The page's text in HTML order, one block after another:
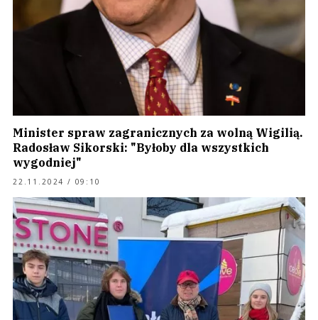
Minister spraw zagranicznych za wolną Wigilią.
Radosław Sikorski: "Byłoby dla wszystkich
wygodniej"
22.11.2024 / 09:10